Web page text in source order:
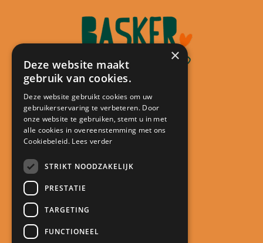
Contact
Kindcentrum De Minstreel
3401 CA IJsselstein
directie@kcdeminstreel.nl
Snel naar
×
Deze website maakt
gebruik van cookies.
Deze website gebruikt cookies om uw
gebruikerservaring te verbeteren. Door
onze website te gebruiken, stemt u in met
alle cookies in overeenstemming met ons
Cookiebeleid. Lees verder
STRIKT NOODZAKELIJK
PRESTATIE
TARGETING
FUNCTIONEEL